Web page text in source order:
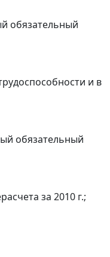
обязательный
и в
обязательный
за 2010 г.;